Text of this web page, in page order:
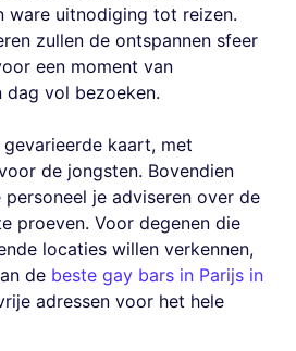
ware uitnodiging tot reizen.
zullen de ontspannen sfeer
een moment van
dag vol bezoeken.
kaart, met
de jongsten. Bovendien
je adviseren over de
proeven. Voor degenen die
locaties willen verkennen,
de beste gay bars in Parijs in
adressen voor het hele